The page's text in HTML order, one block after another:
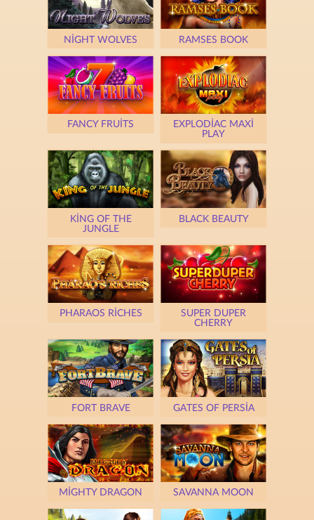
NIGHT WOLVES RAMSES BOOK
FANCY FRUITS
EXPLODIAC MAXI
PLAY
KING OF THE
JUNGLE
BLACK BEAUTY
PHARAOS RICHES
SUPER DUPER
CHERRY
FORT BRAVE GATES OF PERSIA
MIGHTY DRAGON SAVANNA MOON